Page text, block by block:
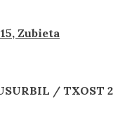
Zubieta
/ TXOST 2